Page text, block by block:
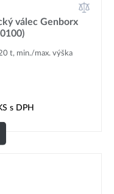
válec Genborx
t, min./max. výška
s DPH